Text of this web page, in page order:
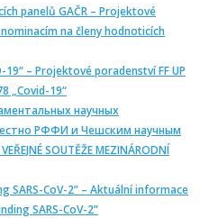
panelů GAČR – Projektové
na členy hodnoticích
19“ – Projektové poradenství FF UP
„Covid-19“
научных
РФФИ и Чешским научным
SOUTĚŽE MEZINÁRODNÍ
SARS-CoV-2” – Aktuální informace
SARS-CoV-2”